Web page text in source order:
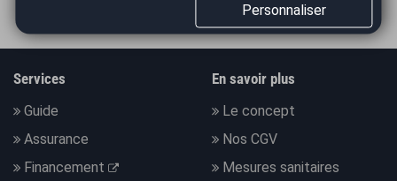
Services
Guide
Assurance
Financement
En savoir plus
Le concept
Nos CGV
Mesures sanitaires
Personnaliser